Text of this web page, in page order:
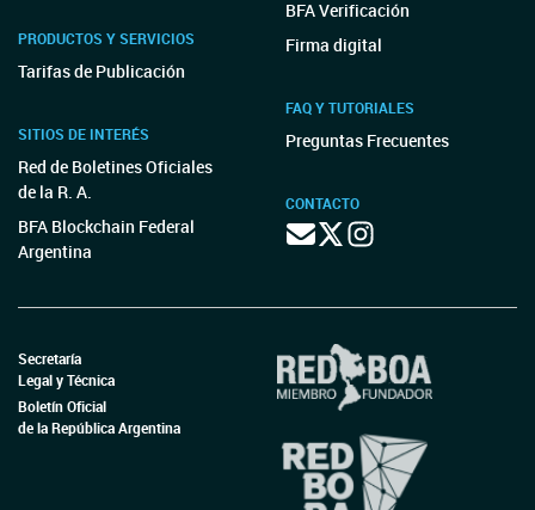
PRODUCTOS Y SERVICIOS
Tarifas de Publicación
SITIOS DE INTERÉS
Red de Boletines Oficiales
de la R. A.
BFA Blockchain Federal
Argentina
BFA Verificación
Firma digital
FAQ Y TUTORIALES
Preguntas Frecuentes
CONTACTO
Secretaría
Legal y Técnica
Boletín Oficial
de la República Argentina